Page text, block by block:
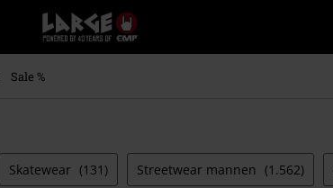
Large
–
Muziek-,
kleding
Sale %
Skatewear (131) Streetwear mannen (1.562)